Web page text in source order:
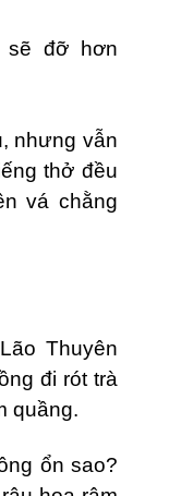
sẽ đỡ hơn
nhưng vẫn
thở đều
vá chằng
Thuyên
đi rót trà
quầng.
ổn sao?